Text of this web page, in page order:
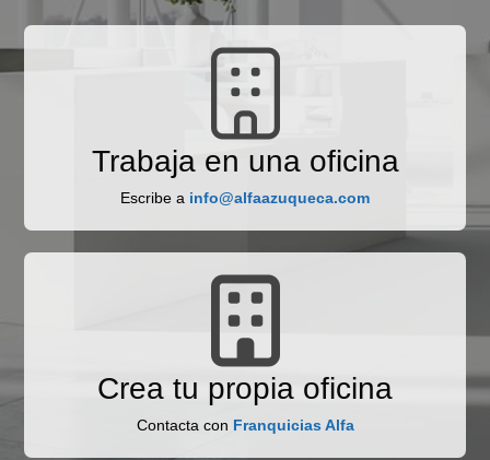
Trabaja en una oficina
Escribe a info@alfaazuqueca.com
Crea tu propia oficina
Contacta con Franquicias Alfa